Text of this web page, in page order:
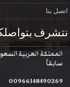
اتصل بنا
نتشرف
المملكة العربية
سابقاً
00966148490269